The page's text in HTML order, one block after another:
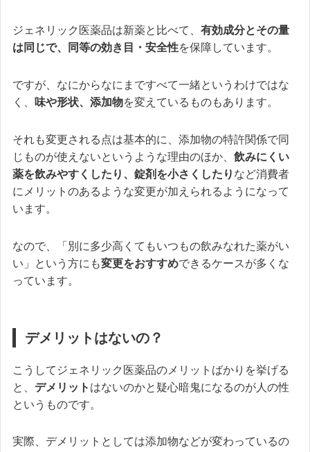
ジェネリック医薬品は新薬と比べて、 有効成分とその量
は同じで、同等の効き目・安全性を保障しています。
ですが、なにからなにまですべて一緒というわけではな
く、
味や形状、添加物を変えているものもあります。
それも変更される点は基本的に、添加物の特許関係で同
じものが使えないというような理由のほか、 飲みにくい
薬を飲みやすくしたり、錠剤を小さくしたり など消費者
にメリットのあるような変更が加えられるようになって
います。
なので、「別に多少高くてもいつもの飲みなれた薬がい
い」という方にも変更をおすすめできるケースが多くな
っています。
デメリットはないの？
こうしてジェネリック医薬品のメリットばかりを挙げる
と、 デメリット はないのかと疑心暗鬼になるのが人の性
というものです。
実際、デメリットとしては添加物などが変わっているの